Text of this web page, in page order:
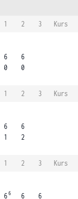
1 2 3
Kurs
6
0
6
0
1 2 3
Kurs
6
1
6
2
1 2 3
Kurs
66
6
6